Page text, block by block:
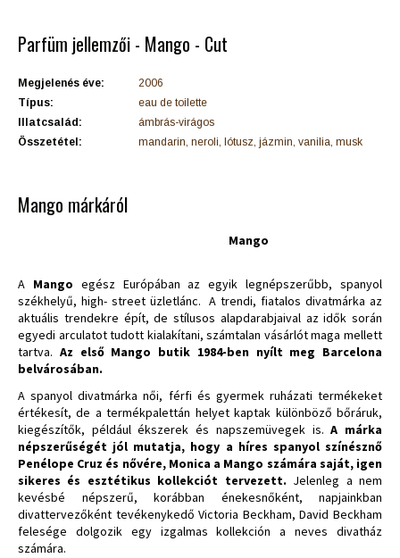
Parfüm jellemzői - Mango - Cut
Megjelenés éve:
2006
Típus:
eau de toilette
Illatcsalád:
ámbrás-virágos
Összetétel:
mandarin, neroli, lótusz, jázmin, vanilia, musk
Mango márkáról
Mango
A Mango egész Európában az egyik legnépszerűbb, spanyol
székhelyű, high- street üzletlánc. A trendi, fiatalos divatmárka az
aktuális trendekre épít, de stílusos alapdarabjaival az idők során
egyedi arculatot tudott kialakítani, számtalan vásárlót maga mellett
tartva. Az első Mango butik 1984-ben nyílt meg Barcelona
belvárosában.
A spanyol divatmárka női, férfi és gyermek ruházati termékeket
értékesít, de a termékpalettán helyet kaptak különböző bőráruk,
kiegészítők, például ékszerek és napszemüvegek is. A márka
népszerűségét jól mutatja, hogy a híres spanyol színésznő
Penélope Cruz és nővére, Monica a Mango számára saját, igen
sikeres és esztétikus kollekciót tervezett. Jelenleg a nem
kevésbé népszerű, korábban énekesnőként, napjainkban
divattervezőként tevékenykedő Victoria Beckham, David Beckham
felesége dolgozik egy izgalmas kollekción a neves divatház
számára.